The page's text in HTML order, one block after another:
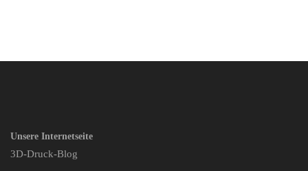
Unsere Internetseite
3D-Druck-Blog